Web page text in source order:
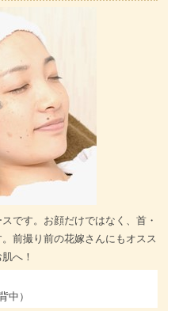
です。お顔だけではなく、首・
前撮り前の花嫁さんにもオスス
へ！
中）